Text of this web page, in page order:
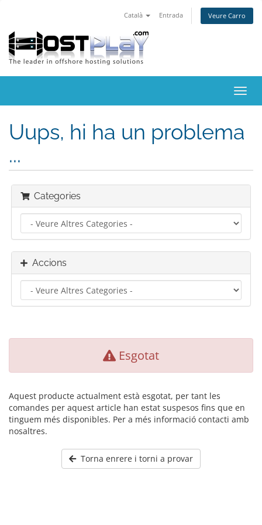
Català Entrada Veure Carro
la
Uups, hi ha un problema
...
Categories
Accions
Esgotat
Aquest producte actualment està esgotat, per tant les
comandes per aquest article han estat suspesos fins que en
tinguem més disponibles. Per a més informació contacti amb
nosaltres.
Torna enrere i torni a provar